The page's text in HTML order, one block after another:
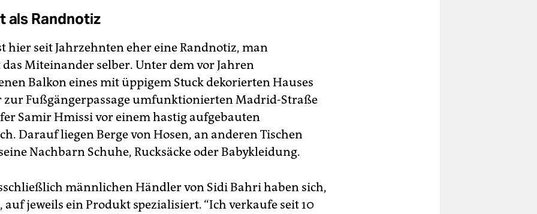
als Randnotiz
hier seit Jahrzehnten eher eine Randnotiz, man
Miteinander selber. Unter dem vor Jahren
Balkon eines mit üppigem Stuck dekorierten Hauses
zur Fußgängerpassage umfunktionierten Madrid-Straße
Samir Hmissi vor einem hastig aufgebauten
Darauf liegen Berge von Hosen, an anderen Tischen
Nachbarn Schuhe, Rucksäcke oder Babykleidung.
männlichen Händler von Sidi Bahri haben sich,
auf jeweils ein Produkt spezialisiert. “Ich verkaufe seit 10